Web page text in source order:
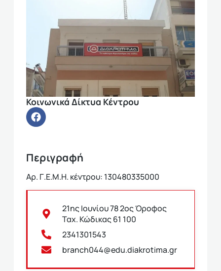
Κοινωνικά Δίκτυα Κέντρου
Περιγραφή
Αρ. Γ.Ε.Μ.Η. κέντρου: 130480335000
21ης Ιουνίου 78 2ος Όροφος
Ταχ. Κώδικας 61 100
2341301543
branch044@edu.diakrotima.gr